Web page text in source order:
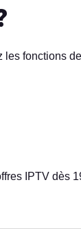
les fonctions de
IPTV dès